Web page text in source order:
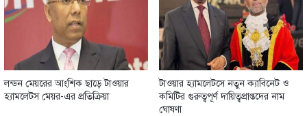
লন্ডন মেয়রের আংশিক ছাড়ে টাওয়ার
হ্যামলেটস মেয়র-এর প্রতিক্রিয়া
টাওয়ার হ্যামলেটসে নতুন ক্যাবিনেট ও
কমিটির গুরুত্বপূর্ণ দায়িত্বপ্রাপ্তদের নাম
ঘোষণা